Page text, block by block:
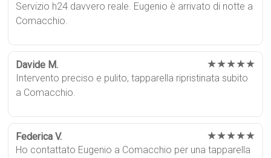
Servizio h24 davvero reale. Eugenio è arrivato di notte a
Comacchio.
Davide M. ★★★★★
Intervento preciso e pulito, tapparella ripristinata subito
a Comacchio.
Federica V. ★★★★★
Ho contattato Eugenio a Comacchio per una tapparella